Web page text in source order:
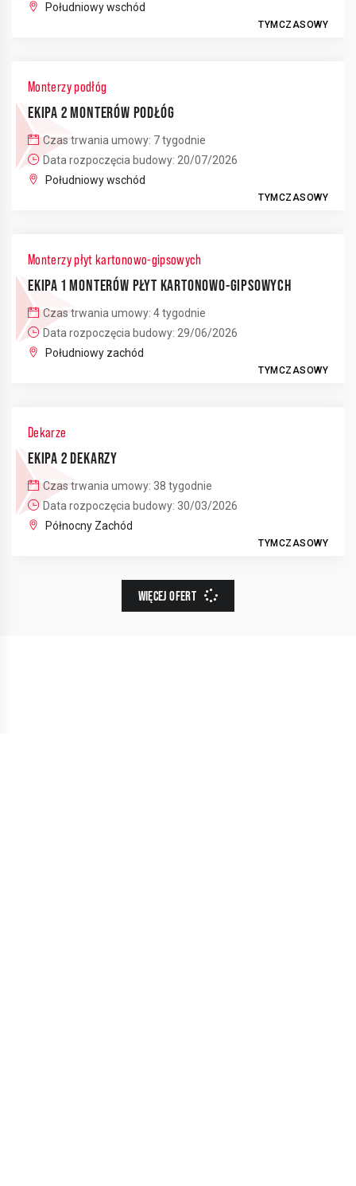
Południowy wschód
TYMCZASOWY
Monterzy podłóg
EKIPA 2 MONTERÓW PODŁÓG
Czas trwania umowy: 7 tygodnie
Data rozpoczęcia budowy: 20/07/2026
Południowy wschód
TYMCZASOWY
Monterzy płyt kartonowo-gipsowych
EKIPA 1 MONTERÓW PŁYT KARTONOWO-GIPSOWYCH
Czas trwania umowy: 4 tygodnie
Data rozpoczęcia budowy: 29/06/2026
Południowy zachód
TYMCZASOWY
Dekarze
EKIPA 2 DEKARZY
Czas trwania umowy: 38 tygodnie
Data rozpoczęcia budowy: 30/03/2026
Północny Zachód
TYMCZASOWY
WIĘCEJ OFERT